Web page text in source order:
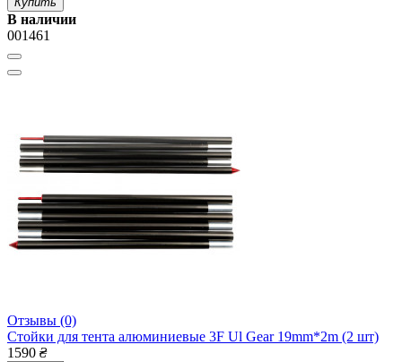
В наличии
001461
Отзывы (0)
Стойки для тента алюминиевые 3F Ul Gear 19mm*2m (2 шт)
1590 ₴